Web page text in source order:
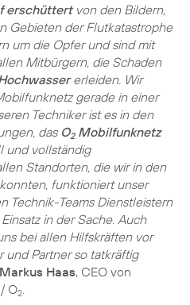
erschüttertvon den Bildern,
Gebieten der Flutkatastrophe
um die Opfer und sind mit
Mitbürgern, die Schaden
erleiden. Wir
gerade in einer
Techniker ist es in den
das O2Mobilfunknetz
und vollständig
Standorten, die wir in den
funktioniert unser
Technik-Teams Dienstleistern
in der Sache. Auch
bei allen Hilfskräften vor
und Partner so tatkräftig
Markus Haas, CEO von
O2